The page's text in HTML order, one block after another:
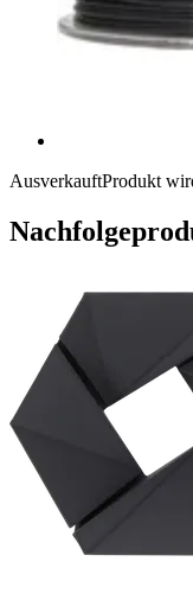
AusverkauftProdukt